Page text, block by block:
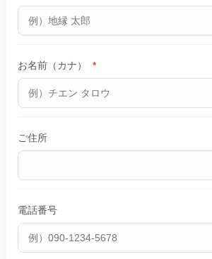
お名前（カナ） *
ご住所
電話番号